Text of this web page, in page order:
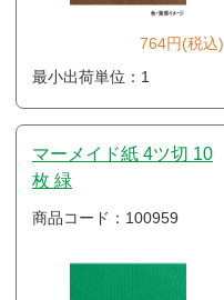
764円(税込)
最小出荷単位：1
マーメイド紙 4ツ切 10
枚 緑
商品コード：100959